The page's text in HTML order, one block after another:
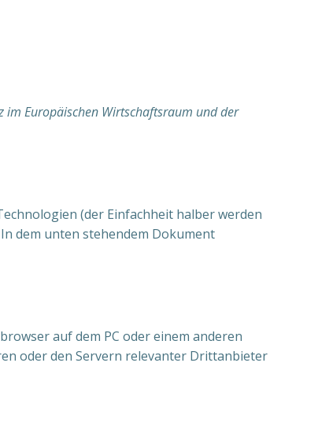
im Europäischen Wirtschaftsraum und der
(der Einfachheit halber werden
dem unten stehendem Dokument
auf dem PC oder einem anderen
oder den Servern relevanter Drittanbieter